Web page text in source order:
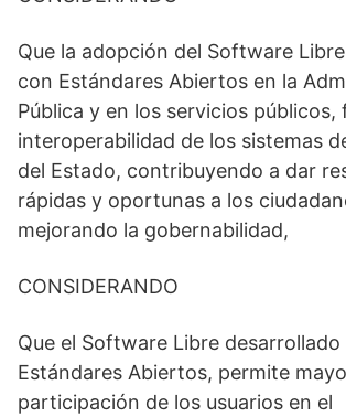
Que la adopción del Software
con Estándares Abiertos en la
Pública y en los servicios públicos,
interoperabilidad de los sistemas
del Estado, contribuyendo a dar
rápidas y oportunas a los
mejorando la gobernabilidad,
CONSIDERANDO
Que el Software Libre desarrollado
Estándares Abiertos, permite
participación de los usuarios en el